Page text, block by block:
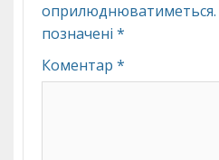
оприлюднюватиметься.
позначені *
Коментар *